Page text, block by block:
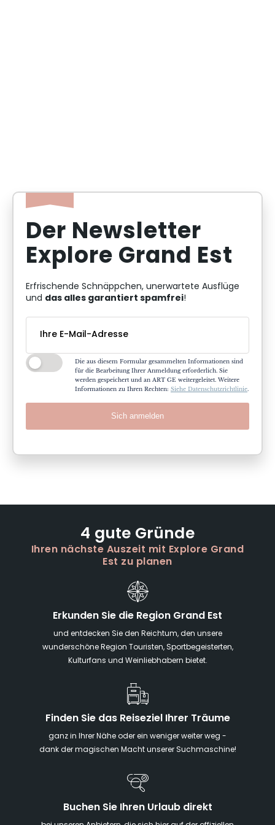
Der Newsletter
Explore Grand Est
Erfrischende Schnäppchen, unerwartete Ausflüge
und das alles garantiert spamfrei!
Die aus diesem Formular gesammelten Informationen sind
für die Bearbeitung Ihrer Anmeldung erforderlich. Sie
werden gespeichert und an ART GE weitergeleitet. Weitere
Informationen zu Ihren Rechten: Siehe Datenschutzrichtlinie
Sich anmelden
4 gute Gründe
Ihren nächste Auszeit mit Explore Grand
Est zu planen
Erkunden Sie die Region Grand Est
und entdecken Sie den Reichtum, den unsere
wunderschöne Region Touristen, Sportbegeisterten,
Kulturfans und Weinliebhabern bietet.
Finden Sie das Reiseziel Ihrer Träume
ganz in Ihrer Nähe oder ein weniger weiter weg -
dank der magischen Macht unserer Suchmaschine!
Buchen Sie Ihren Urlaub direkt